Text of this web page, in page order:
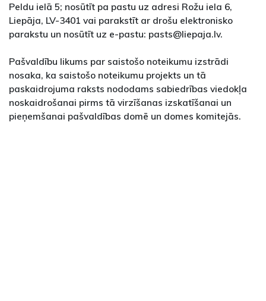
Peldu ielā 5; nosūtīt pa pastu uz adresi Rožu iela 6,
Liepāja, LV-3401 vai parakstīt ar drošu elektronisko
parakstu un nosūtīt uz e-pastu: pasts@liepaja.lv.
Pašvaldību likums par saistošo noteikumu izstrādi
nosaka, ka saistošo noteikumu projekts un tā
paskaidrojuma raksts nododams sabiedrības viedokļa
noskaidrošanai pirms tā virzīšanas izskatīšanai un
pieņemšanai pašvaldības domē un domes komitejās.